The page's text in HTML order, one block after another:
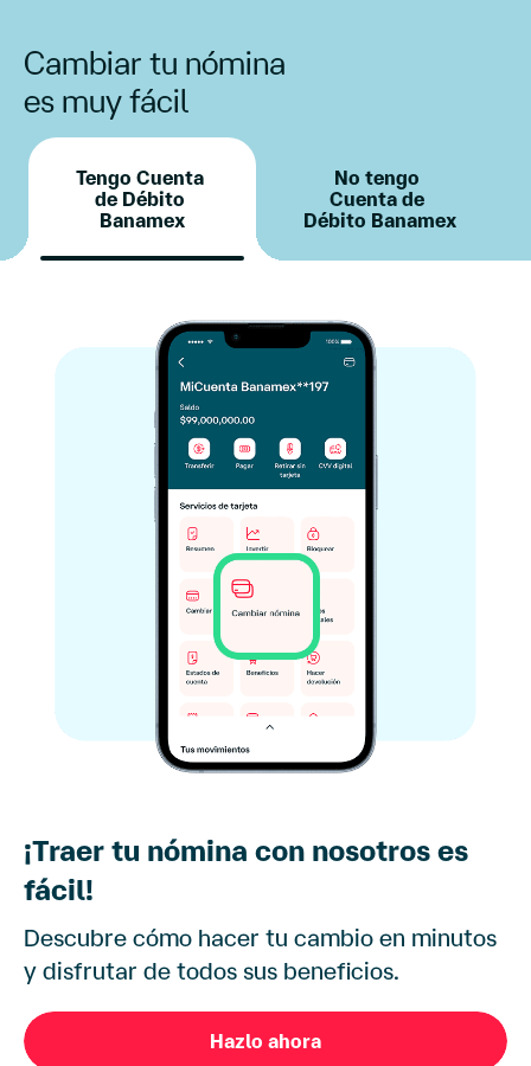
Cambiar tu nómina
es muy fácil
Tengo Cuenta
de Débito
Banamex
No tengo
Cuenta de
Débito Banamex
¡Traer tu nómina con nosotros es
fácil!
Descubre cómo hacer tu cambio en minutos
y disfrutar de todos sus beneficios.
Hazlo ahora